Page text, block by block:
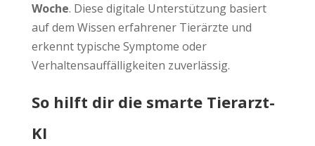
Woche. Diese digitale Unterstützung basiert
auf dem Wissen erfahrener Tierärzte und
erkennt typische Symptome oder
Verhaltensauffälligkeiten zuverlässig.
So hilft dir die smarte Tierarzt-
KI